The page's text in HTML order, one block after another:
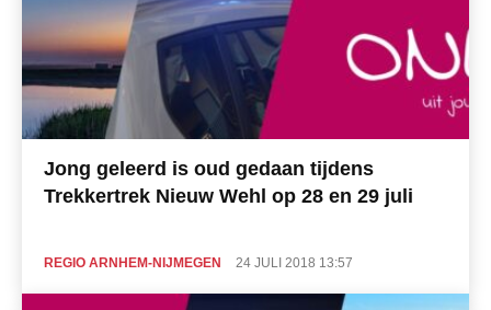
Jong geleerd is oud gedaan tijdens
Trekkertrek Nieuw Wehl op 28 en 29 juli
REGIO ARNHEM-NIJMEGEN 24 JULI 2018 13:57